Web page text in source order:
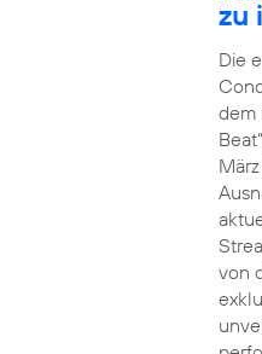
zu
Die
dem
von